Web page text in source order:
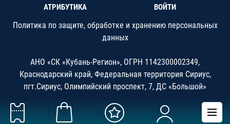
АТРИБУТИКА ВОЙТИ
Политика по защите, обработке и хранению персональных
данных
АНО «СК «Кубань-Регион», ОГРН 1142300002349,
Краснодарский край, Федеральная территория Сириус,
пгт.Сириус, Олимпийский проспект, 7, ДС «Большой»